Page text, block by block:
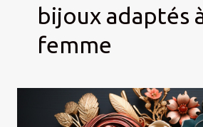
bijoux adaptés
femme